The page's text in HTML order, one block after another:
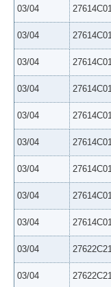
03/04
03/04
03/04
03/04
03/04
03/04
03/04
03/04
03/04
03/04
03/04